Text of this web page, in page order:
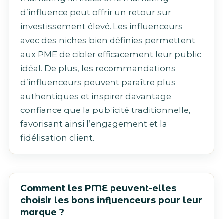
d’influence peut offrir un retour sur
investissement élevé. Les influenceurs
avec des niches bien définies permettent
aux PME de cibler efficacement leur public
idéal. De plus, les recommandations
d’influenceurs peuvent paraître plus
authentiques et inspirer davantage
confiance que la publicité traditionnelle,
favorisant ainsi l’engagement et la
fidélisation client.
Comment les PME peuvent-elles
choisir les bons influenceurs pour leur
marque ?